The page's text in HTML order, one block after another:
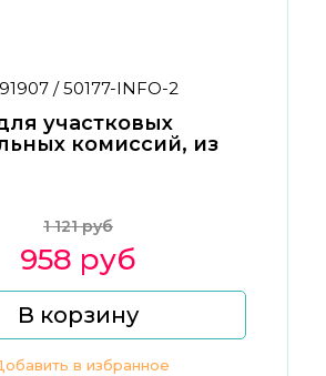
/ 50177-INFO-2
участковых
комиссий, из
1 121 руб
958 руб
В корзину
в избранное